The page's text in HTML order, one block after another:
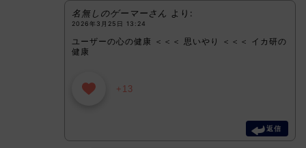
名無しのゲーマーさん より:
2026年3月25日 13:24
ユーザーの心の健康 ＜＜＜ 思いやり ＜＜＜ イカ研の
健康
+13
返信